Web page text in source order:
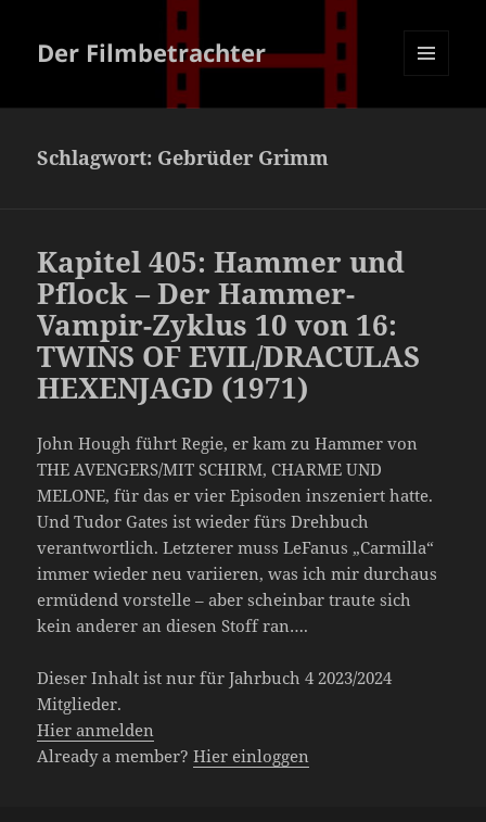
Der Filmbetrachter
Schlagwort: Gebrüder Grimm
Kapitel 405: Hammer und
Pflock – Der Hammer-
Vampir-Zyklus 10 von 16:
TWINS OF EVIL/DRACULAS
HEXENJAGD (1971)
John Hough führt Regie, er kam zu Hammer von
THE AVENGERS/MIT SCHIRM, CHARME UND
MELONE, für das er vier Episoden inszeniert hatte.
Und Tudor Gates ist wieder fürs Drehbuch
verantwortlich. Letzterer muss LeFanus „Carmilla“
immer wieder neu variieren, was ich mir durchaus
ermüdend vorstelle – aber scheinbar traute sich
kein anderer an diesen Stoff ran….
Dieser Inhalt ist nur für Jahrbuch 4 2023/2024
Mitglieder.
Hier anmelden
Already a member?Hier einloggen